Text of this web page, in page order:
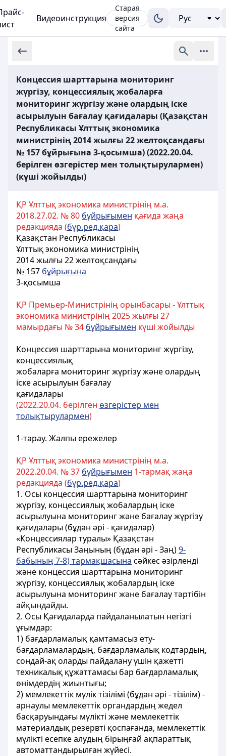
Видеоинструкция
Старая
версия
сайта
Концессия шарттарына мониторинг
жүргізу, концессиялық жобаларға
мониторинг жүргізу және олардың іске
асырылуын бағалау қағидалары (Қазақстан
Республикасы Ұлттық экономика
министрінің 2014 жылғы 22 желтоқсандағы
№ 157 бұйрығына 3-қосымша) (2022.20.04.
берілген өзгерістер мен толықтырулармен)
(күші жойылды)
ҚР Ұлттық экономика министрінің м.а.
2018.27.02. № 80 бұйрығымен қағида жаңа
редакцияда (бұр.ред.қара)
Қазақстан Республикасы
Ұлттық экономика министрінің
2014 жылғы 22 желтоқсандағы
№ 157 бұйрығына
3-қосымша
ҚР Премьер-Министрінің орынбасары - Ұлттық
экономика министрінің 2025 жылғы 27
мамырдағы № 34 бұйрығымен күші жойылды
Концессия шарттарына мониторинг жүргізу,
концессиялық
жобаларға мониторинг жүргізу және олардың
іске асырылуын бағалау
қағидалары
(2022.20.04. берілген өзгерістер мен
толықтырулармен)
1-тарау. Жалпы ережелер
ҚР Ұлттық экономика министрінің м.а.
2022.20.04. № 37 бұйрығымен 1-тармақ жаңа
редакцияда (бұр.ред.қара)
1. Осы концессия шарттарына мониторинг
жүргізу, концессиялық жобалардың іске
асырылуына мониторинг және бағалау жүргізу
қағидалары (бұдан әрі - қағидалар)
«Концессиялар туралы» Қазақстан
Республикасы Заңының (бұдан әрі - Заң)9-
бабының 7-8) тармақшасына сәйкес әзірленді
және концессия шарттарына мониторинг
жүргізу, концессиялық жобалардың іске
асырылуына мониторинг және бағалау тәртібін
айқындайды.
2. Осы Қағидаларда пайдаланылатын негізгі
ұғымдар:
1) бағдарламалық қамтамасыз ету-
бағдарламалардың, бағдарламалық кодтардың,
сондай-ақ оларды пайдалану үшін қажетті
техникалық құжаттамасы бар бағдарламалық
өнімдердің жиынтығы;
2) мемлекеттік мүлік тізілімі (бұдан әрі - тізілім) -
арнаулы мемлекеттік органдардың жедел
басқаруындағы мүлікті және мемлекеттік
материалдық резервті қоспағанда, мемлекеттік
мүлікті есепке алудың бірыңғай ақпараттық
автоматтандырылған жүйесі.